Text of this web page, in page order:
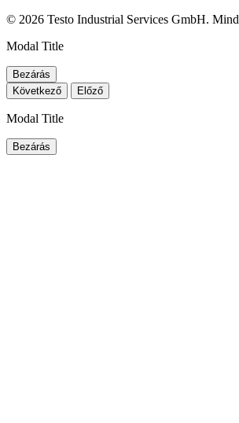
© 2026 Testo Industrial Services GmbH.
Modal Title
Bezárás
Következő
Előző
Modal Title
Bezárás